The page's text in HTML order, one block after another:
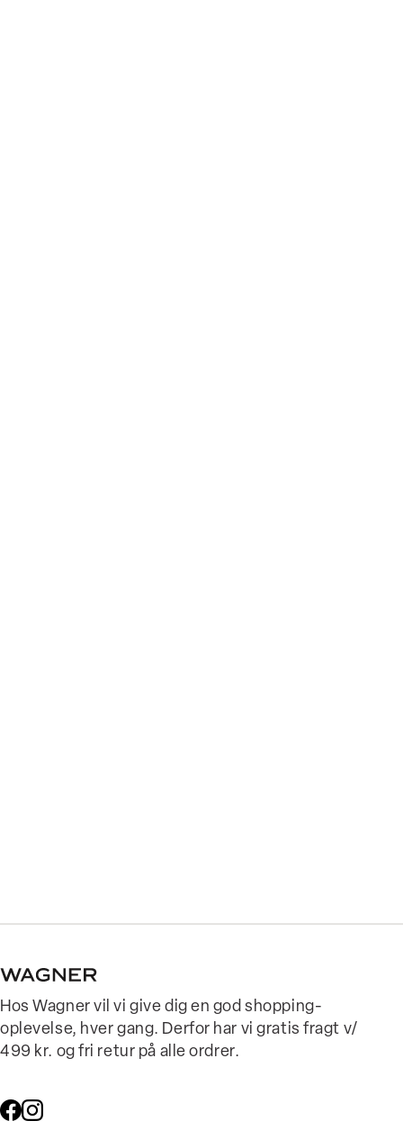
Hos Wagner vil vi give dig en god shopping-
oplevelse, hver gang. Derfor har vi gratis fragt v/
499 kr. og fri retur på alle ordrer.